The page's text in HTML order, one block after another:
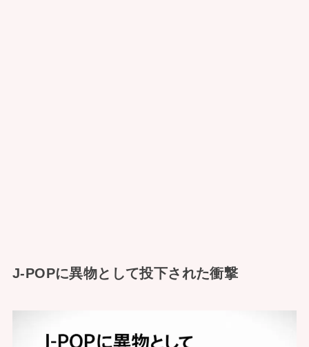
J-POPに異物として投下された衝撃